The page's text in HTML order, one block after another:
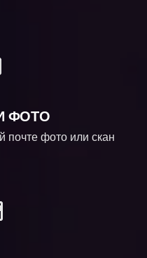
ФОТО
почте фото или скан